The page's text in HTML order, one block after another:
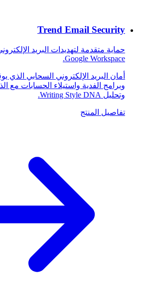
Trend Email Security
Google Workspace.
وبرامج الفدية واستيلاء الحسابات مع
وتحليل Writing Style DNA.
تفاصيل المنتج